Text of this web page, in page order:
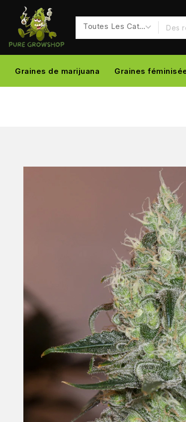
Graines de marijuana Graines